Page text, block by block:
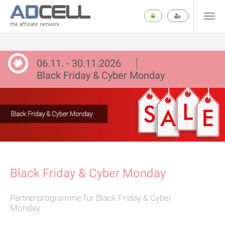
the affiliate network
06.11. - 30.11.2026
Black Friday & Cyber Monday
Black Friday & Cyber Monday
Partnerprogramme für Black Friday & Cyber
Monday